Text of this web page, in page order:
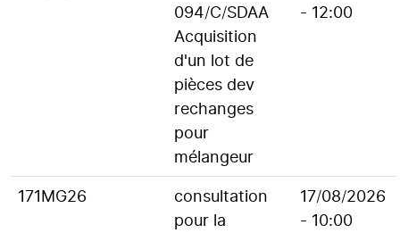
094/C/SDAA
Acquisition
d'un lot de
pièces dev
rechanges
pour
mélangeur
- 12:00
171MG26
consultation
pour la
17/08/2026
- 10:00